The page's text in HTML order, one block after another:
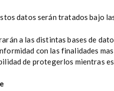
datos serán tratados bajo
a las distintas bases de
con las finalidades
de protegerlos mientras